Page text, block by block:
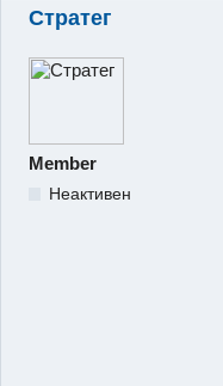
Стратег
Member
Неактивен